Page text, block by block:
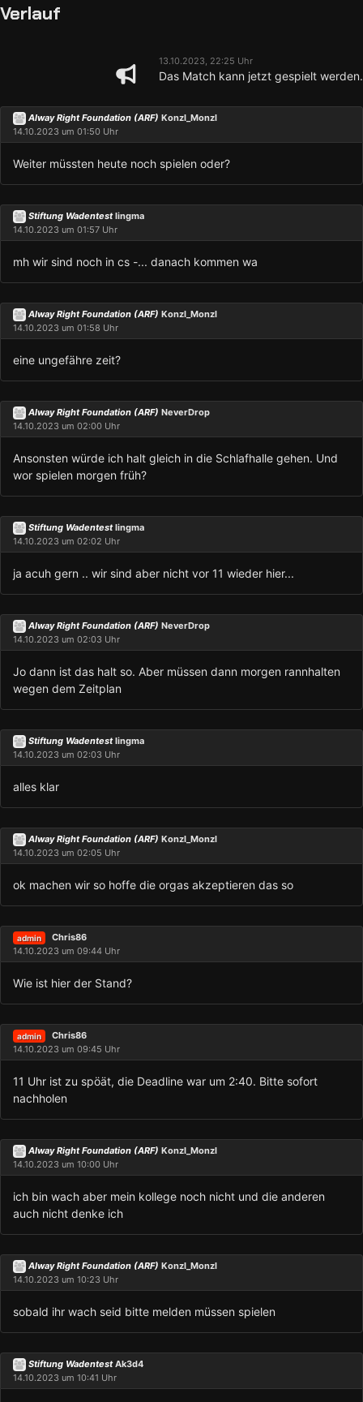
Verlauf
13.10.2023, 22:25 Uhr
Das Match kann jetzt gespielt werden.
Alway Right Foundation (ARF) Konzl_Monzl
14.10.2023 um 01:50 Uhr
Weiter müssten heute noch spielen oder?
Stiftung Wadentestlingma
14.10.2023 um 01:57 Uhr
mh wir sind noch in cs -... danach kommen wa
Alway Right Foundation (ARF) Konzl_Monzl
14.10.2023 um 01:58 Uhr
eine ungefähre zeit?
Alway Right Foundation (ARF) NeverDrop
14.10.2023 um 02:00 Uhr
Ansonsten würde ich halt gleich in die Schlafhalle gehen. Und
wor spielen morgen früh?
Stiftung Wadentestlingma
14.10.2023 um 02:02 Uhr
ja acuh gern .. wir sind aber nicht vor 11 wieder hier...
Alway Right Foundation (ARF) NeverDrop
14.10.2023 um 02:03 Uhr
Jo dann ist das halt so. Aber müssen dann morgen rannhalten
wegen dem Zeitplan
Stiftung Wadentestlingma
14.10.2023 um 02:03 Uhr
alles klar
Alway Right Foundation (ARF) Konzl_Monzl
14.10.2023 um 02:05 Uhr
ok machen wir so hoffe die orgas akzeptieren das so
admin
Chris86
14.10.2023 um 09:44 Uhr
Wie ist hier der Stand?
admin
Chris86
14.10.2023 um 09:45 Uhr
11 Uhr ist zu spöät, die Deadline war um 2:40. Bitte sofort
nachholen
Alway Right Foundation (ARF) Konzl_Monzl
14.10.2023 um 10:00 Uhr
ich bin wach aber mein kollege noch nicht und die anderen
auch nicht denke ich
Alway Right Foundation (ARF) Konzl_Monzl
14.10.2023 um 10:23 Uhr
sobald ihr wach seid bitte melden müssen spielen
Stiftung WadentestAk3d4
14.10.2023 um 10:41 Uhr